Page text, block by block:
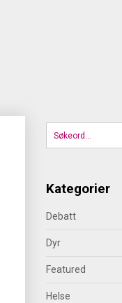
Kategorier
Debatt
Dyr
Featured
Helse